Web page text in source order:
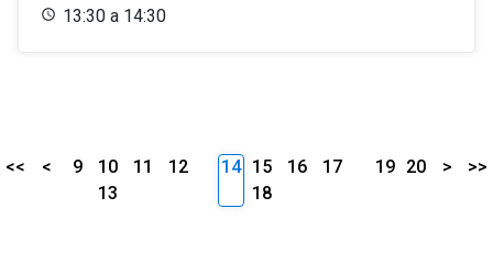
13:30 a 14:30
<< < 9 10 11
12
13
14 15 16
17
18
19 20 > >>